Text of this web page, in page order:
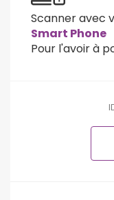
Scanner avec
Smart Phone
Pour l'avoir à